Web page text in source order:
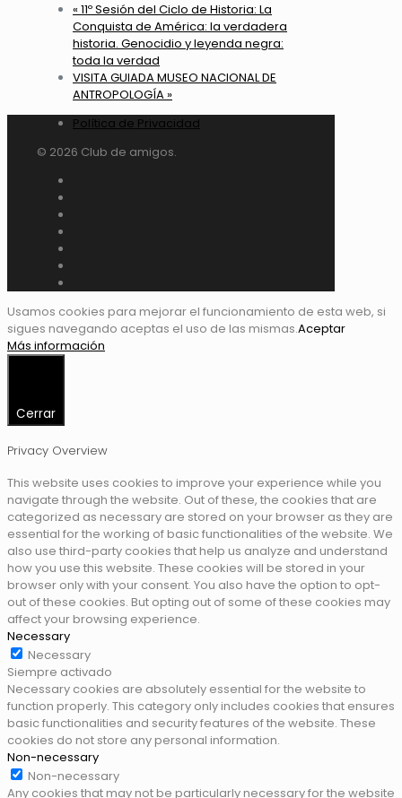
« 11º Sesión del Ciclo de Historia: La
Conquista de América: la verdadera
historia. Genocidio y leyenda negra:
toda la verdad
VISITA GUIADA MUSEO NACIONAL DE
ANTROPOLOGÍA »
Política de Privacidad
© 2026 Club de amigos.
Usamos cookies para mejorar el funcionamiento de esta web, si
sigues navegando aceptas el uso de las mismas.Aceptar
Más información
Cerrar
Privacy Overview
This website uses cookies to improve your experience while you
navigate through the website. Out of these, the cookies that are
categorized as necessary are stored on your browser as they are
essential for the working of basic functionalities of the website. We
also use third-party cookies that help us analyze and understand
how you use this website. These cookies will be stored in your
browser only with your consent. You also have the option to opt-
out of these cookies. But opting out of some of these cookies may
affect your browsing experience.
Necessary
Necessary
Siempre activado
Necessary cookies are absolutely essential for the website to
function properly. This category only includes cookies that ensures
basic functionalities and security features of the website. These
cookies do not store any personal information.
Non-necessary
Non-necessary
Any cookies that may not be particularly necessary for the website